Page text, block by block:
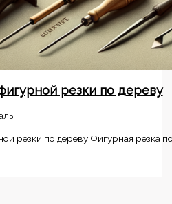
резки по дереву
резки по дереву Фигурная резка